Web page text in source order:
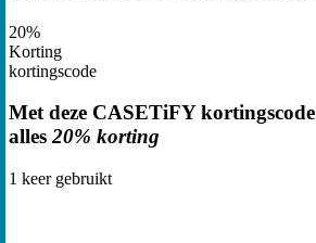
20%
Korting
kortingscode
Met deze CASETiFY
alles20% korting
1 keer gebruikt